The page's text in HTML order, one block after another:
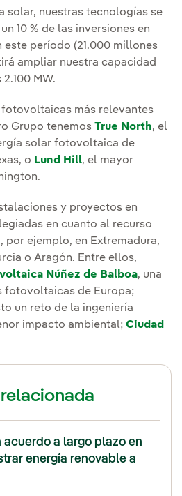
solar, nuestras tecnologías se
10 % de las inversiones en
este período (21.000 millones
ampliar nuestra capacidad
MW.
más relevantes
Grupo tenemos True North, el
solar fotovoltaica de
o Lund Hill, el mayor
y proyectos en
en cuanto al recurso
por ejemplo, en Extremadura,
o Aragón. Entre ellos,
Núñez de Balboa, una
fotovoltaicas de Europa;
un reto de la ingeniería
impacto ambiental; Ciudad
acuerdo a largo plazo en
energía renovable a